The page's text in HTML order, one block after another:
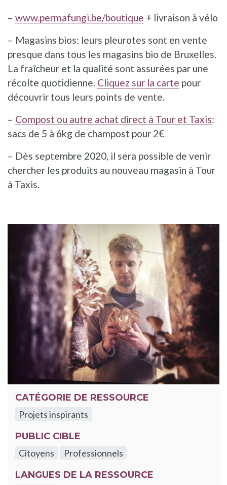
– www.permafungi.be/boutique + livraison à vélo
– Magasins bios: leurs pleurotes sont en vente
presque dans tous les magasins bio de Bruxelles.
La fraîcheur et la qualité sont assurées par une
récolte quotidienne. Cliquez sur la carte pour
découvrir tous leurs points de vente.
– Compost ou autre achat direct à Tour et Taxis:
sacs de 5 à 6kg de champost pour 2€
– Dès septembre 2020, il sera possible de venir
chercher les produits au nouveau magasin à Tour
à Taxis.
CATÉGORIE DE RESSOURCE
Projets inspirants
PUBLIC CIBLE
Citoyens
Professionnels
LANGUES DE LA RESSOURCE